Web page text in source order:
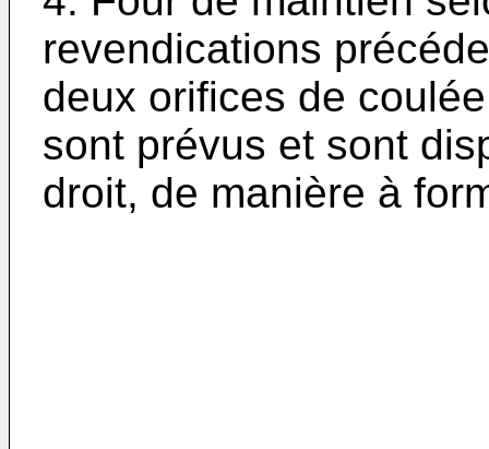
revendications
deux orifices de
sont prévus et sont
droit, de manière à